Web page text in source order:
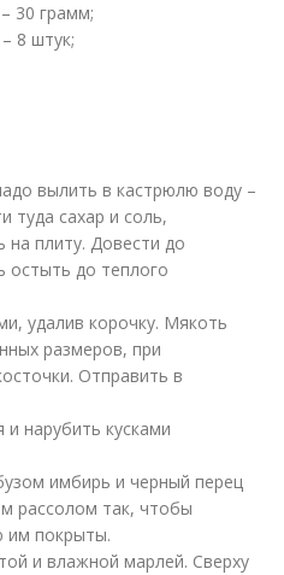
30 грамм;
8 штук;
вылить в кастрюлю воду –
туда сахар и соль,
плиту. Довести до
остыть до теплого
удалив корочку. Мякоть
размеров, при
Отправить в
нарубить кусками
имбирь и черный перец
рассолом так, чтобы
им покрыты.
и влажной марлей. Сверху